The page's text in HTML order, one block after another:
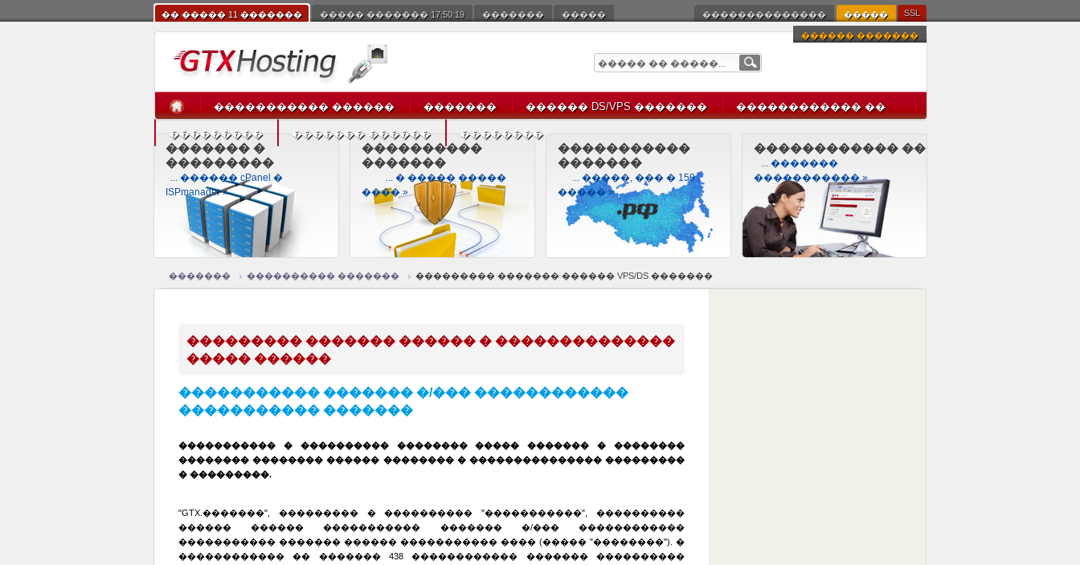
�� ����� 11 ������� ����� ������� 17:50:20 ������� ����� SSL
�����
��������������
������ �������
����������� ������ ������� ������ DS/VPS ������� ������������ ��
��������� ������� ������ ��������
������� �
���������
... ������ cPanel �
ISPmanager »
����������
�������
... � ����� �����
���� »
�����������
�������
... �����, ��� � 150
����� »
������������ ��
... �������
����������� »
������� ���������� ������� ��������� ������� ������ VPS/DS �������
��������� ������� ������ � ��������������
����� ������
����������� ������� �/��� ������������
����������� �������
����������� � ���������� �������� ����� ������� � ��������
�������� �������� ������ �������� � ��������������� ���������
� ���������.
"GTX.�������", ��������� � ���������� "�����������", ����������
������ ������ ����������� ������� �/��� ������������
����������� ������� ������ ����������� ���� (����� "��������"). �
������������ �� ������� 438 ������������ ������� ����������